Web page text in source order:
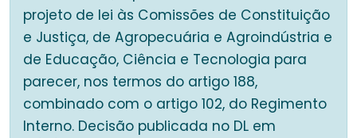
projeto de lei às Comissões de Constituição
e Justiça, de Agropecuária e Agroindústria e
de Educação, Ciência e Tecnologia para
parecer, nos termos do artigo 188,
combinado com o artigo 102, do Regimento
Interno. Decisão publicada no DL em